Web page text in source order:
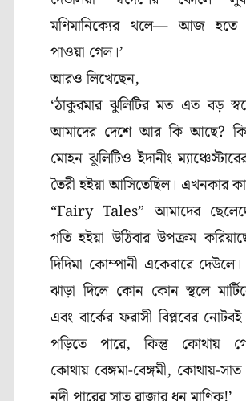
মণিমানিক্যের থলে— আজ হতে
পাওয়া গেল।’
আরও লিখেছেন,
‘ঠাকুরমার ঝুলিটির মত এত বড়
আমাদের দেশে আর কি আছে?
মোহন ঝুলিটিও ইদানীং
তৈরী হইয়া আসিতেছিল। এখনকার
“Fairy Tales”আমাদের
গতি হইয়া উঠিবার উপক্রম
দিদিমা কোম্পানী একেবারে
ঝাড়া দিলে কোন কোন স্থলে
এবং বার্কের ফরাসী বিপ্লবের নোটবই
পড়িতে পারে,কিন্তু কোথায়
কোথায় বেঙ্গমা-বেঙ্গমী, কোথায়-